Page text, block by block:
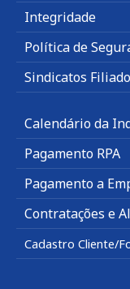
Integridade
Política de
Sindicatos
Calendário da
Pagamento RPA
Pagamento a
Contratações e
Cadastro Cliente/